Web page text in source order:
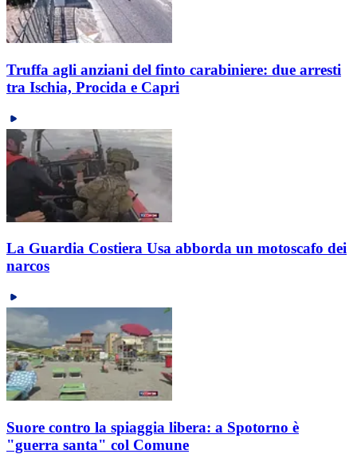
Truffa agli anziani del finto carabiniere: due arresti
tra Ischia, Procida e Capri
La Guardia Costiera Usa abborda un motoscafo dei
narcos
Suore contro la spiaggia libera: a Spotorno è
"guerra santa" col Comune